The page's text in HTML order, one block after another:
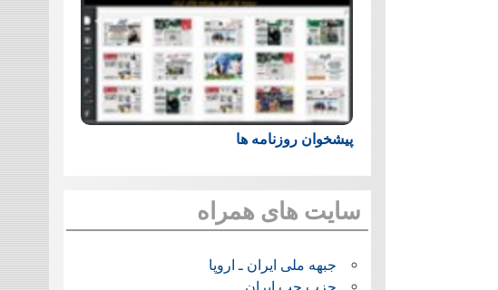
پیشخوان روزنامه ها
سایت های همراه
جبهه ملی ایران ـ اروپا